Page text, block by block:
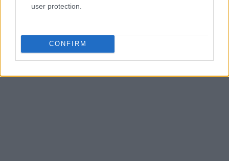
user protection.
CONFIRM